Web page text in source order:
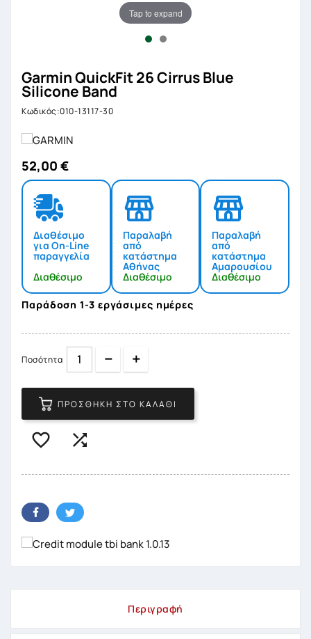
Tap to expand
Garmin QuickFit 26 Cirrus Blue
Silicone Band
Κωδικός:010-13117-30
52,00 €
Διαθέσιμο
για On-Line
παραγγελία
Διαθέσιμο
Παραλαβή
από
κατάστημα
Αθήνας
Διαθέσιμο
Παραλαβή
από
κατάστημα
Αμαρουσίου
Διαθέσιμο
Παράδοση 1-3 εργάσιμες ημέρες
Ποσότητα Quantity
ΠΡΟΣΘΉΚΗ ΣΤΟ ΚΑΛΆΘΙ
 
Περιγραφή